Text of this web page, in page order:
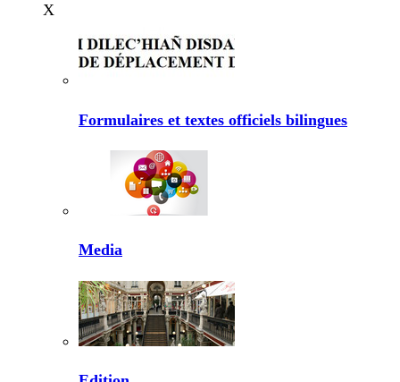
X
Formulaires et textes officiels bilingues
Media